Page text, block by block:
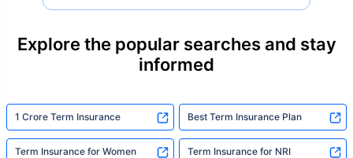
statistic, he sees a family that just needed
someone to sit with them, explain it simply,
built to do. In his words, "Most people aren't
avoiding protection — they're just waiting for
someone to make it easy. That's what we're
Explore the popular searches and stay
informed
1 Crore Term Insurance Best Term Insurance Plan
Term Insurance for Women Term Insurance for NRI